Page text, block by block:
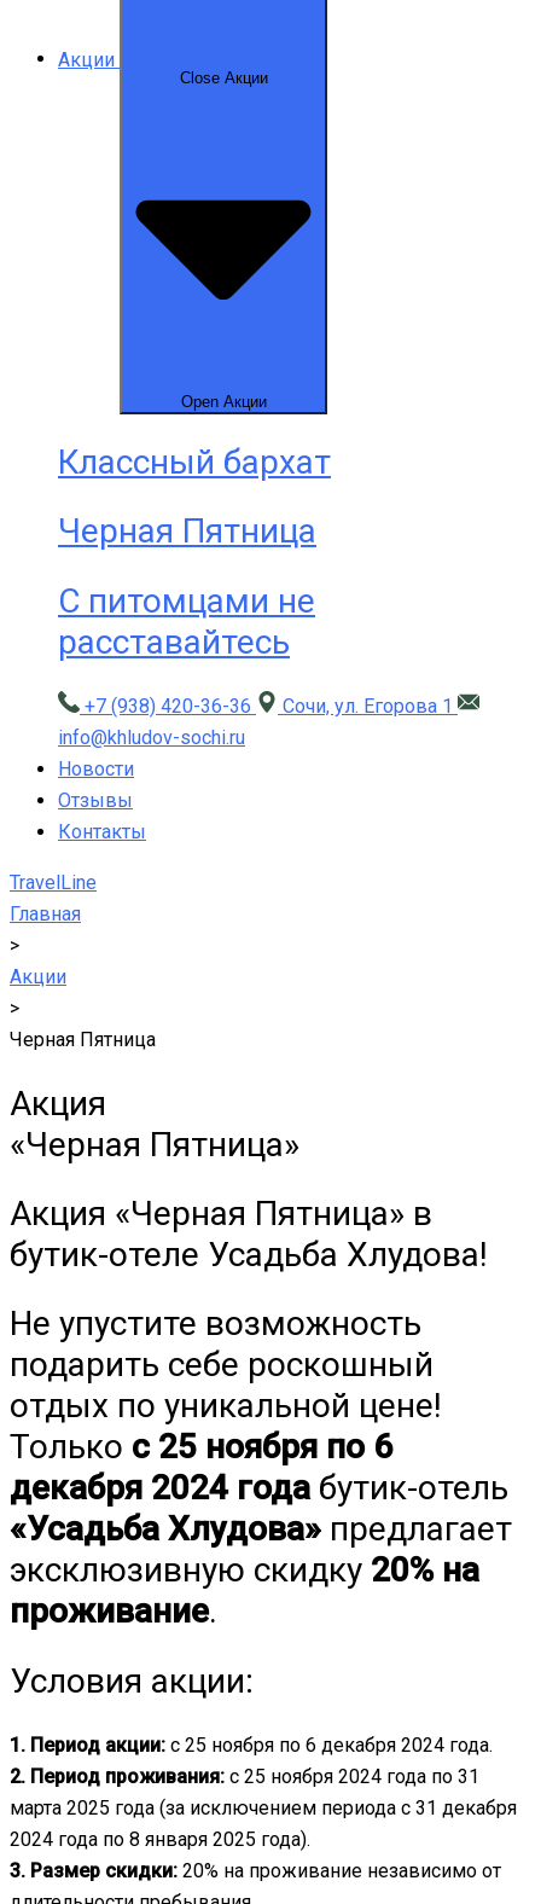
Акции
Close Акции
Open Акции
Классный бархат
Черная Пятница
С питомцами не
расставайтесь
+7 (938) 420-36-36
Сочи, ул. Егорова 1
info@khludov-sochi.ru
Новости
Отзывы
Контакты
TravelLine
Главная
>
Акции
>
Черная Пятница
Акция
«Черная Пятница»
Акция «Черная Пятница» в
бутик-отеле Усадьба Хлудова!
Не упустите возможность
подарить себе роскошный
отдых по уникальной цене!
Только с 25 ноября по 6
декабря 2024 годабутик-отель
«Усадьба Хлудова» предлагает
эксклюзивную скидку 20% на
проживание.
Условия акции:
1. Период акции: с 25 ноября по 6 декабря 2024 года.
2. Период проживания: с 25 ноября 2024 года по 31
марта 2025 года (за исключением периода с 31 декабря
2024 года по 8 января 2025 года).
3. Размер скидки: 20% на проживание независимо от